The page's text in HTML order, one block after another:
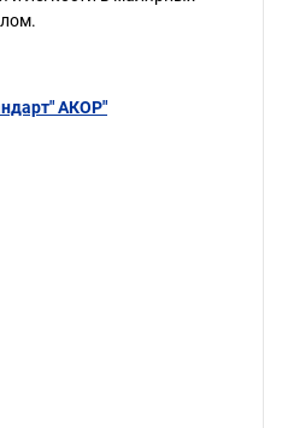
АКОР"